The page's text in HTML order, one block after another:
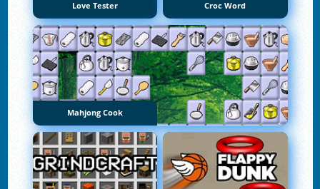
Love Tester Croc Word
Mahjong Cook